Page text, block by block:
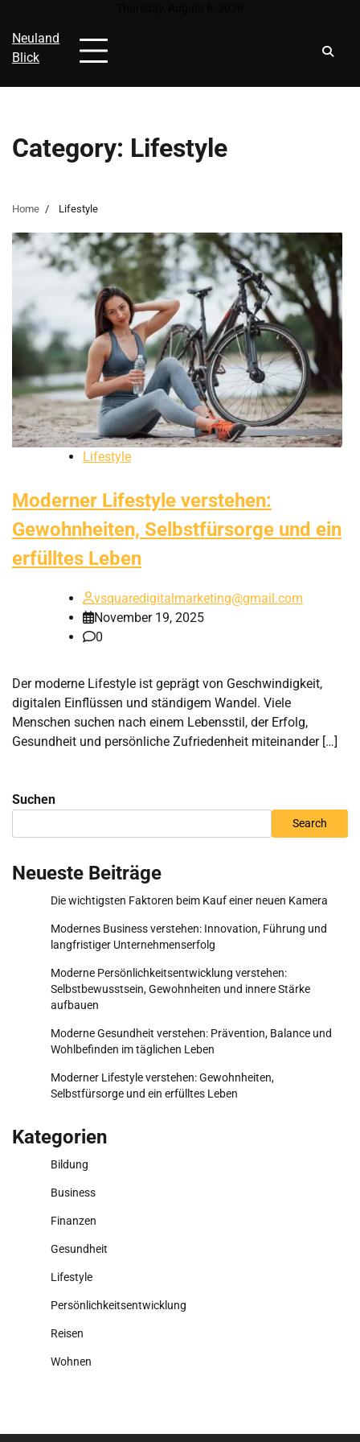
content
Neuland
Blick
Category: Lifestyle
Home Lifestyle
Lifestyle
Moderner Lifestyle verstehen:
Gewohnheiten, Selbstfürsorge und ein
erfülltes Leben
vsquaredigitalmarketing@gmail.com
November 19, 2025
0
Der moderne Lifestyle ist geprägt von Geschwindigkeit,
digitalen Einflüssen und ständigem Wandel. Viele
Menschen suchen nach einem Lebensstil, der Erfolg,
Gesundheit und persönliche Zufriedenheit miteinander […]
Suchen
Search
Neueste Beiträge
Die wichtigsten Faktoren beim Kauf einer neuen Kamera
Modernes Business verstehen: Innovation, Führung und
langfristiger Unternehmenserfolg
Moderne Persönlichkeitsentwicklung verstehen:
Selbstbewusstsein, Gewohnheiten und innere Stärke
aufbauen
Moderne Gesundheit verstehen: Prävention, Balance und
Wohlbefinden im täglichen Leben
Moderner Lifestyle verstehen: Gewohnheiten,
Selbstfürsorge und ein erfülltes Leben
Kategorien
Bildung
Business
Finanzen
Gesundheit
Lifestyle
Persönlichkeitsentwicklung
Reisen
Wohnen